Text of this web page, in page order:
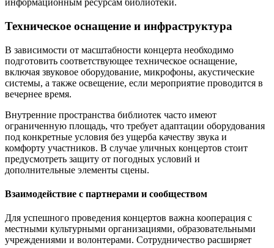
информационным ресурсам библиотеки.
Техническое оснащение и инфраструктура
В зависимости от масштабности концерта необходимо
подготовить соответствующее техническое оснащение,
включая звуковое оборудование, микрофоны, акустические
системы, а также освещение, если мероприятие проводится в
вечернее время.
Внутренние пространства библиотек часто имеют
ограниченную площадь, что требует адаптации оборудования
под конкретные условия без ущерба качеству звука и
комфорту участников. В случае уличных концертов стоит
предусмотреть защиту от погодных условий и
дополнительные элементы сцены.
Взаимодействие с партнерами и сообществом
Для успешного проведения концертов важна кооперация с
местными культурными организациями, образовательными
учреждениями и волонтерами. Сотрудничество расширяет